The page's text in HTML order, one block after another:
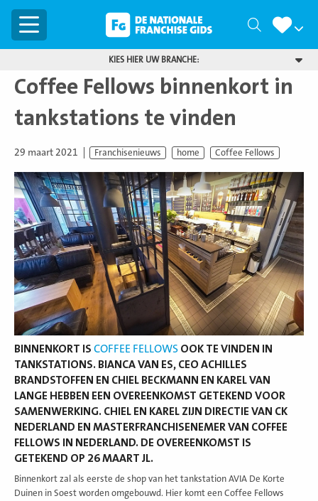
Menu Zoeken
KIES HIER UW BRANCHE:
Coffee Fellows binnenkort in
tankstations te vinden
29 maart 2021 Franchisenieuws home Coffee Fellows
BINNENKORT IS COFFEE FELLOWS OOK TE VINDEN IN
TANKSTATIONS. BIANCA VAN ES, CEO ACHILLES
BRANDSTOFFEN EN CHIEL BECKMANN EN KAREL VAN
LANGE HEBBEN EEN OVEREENKOMST GETEKEND VOOR
SAMENWERKING. CHIEL EN KAREL ZIJN DIRECTIE VAN CK
NEDERLAND EN MASTERFRANCHISENEMER VAN COFFEE
FELLOWS IN NEDERLAND. DE OVEREENKOMST IS
GETEKEND OP 26 MAART JL.
Binnenkort zal als eerste de shop van het tankstation AVIA De Korte
Duinen in Soest worden omgebouwd. Hier komt een Coffee Fellows